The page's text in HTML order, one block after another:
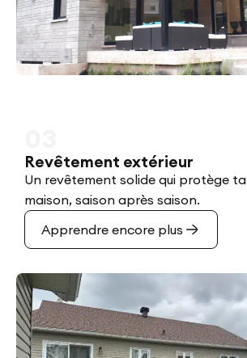
Revêtement extérieur
Un revêtement solide qui protège ta
maison, saison après saison.
Apprendre encore plus